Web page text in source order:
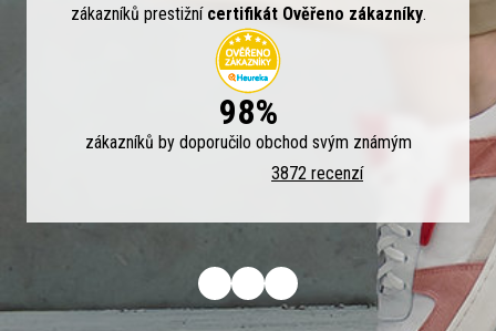
zákazníků prestižní certifikát Ověřeno zákazníky.
98%
zákazníků by doporučilo obchod svým známým
3872 recenzí